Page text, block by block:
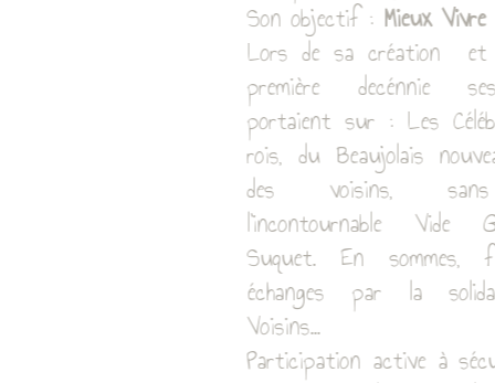
L''Association Village du Suquet a été
crée par les suquetans en 2004.
Mieux Vivre au Suquet
Lors de sa création et pendant la
première decénnie ses actions
portaient sur : Les Célébrations des
rois, du Beaujolais nouveau, la fête
des voisins, sans oublier
l'incontournable Vide Grenier du
Suquet. En sommes, faciliter les
échanges par la solidarité entre